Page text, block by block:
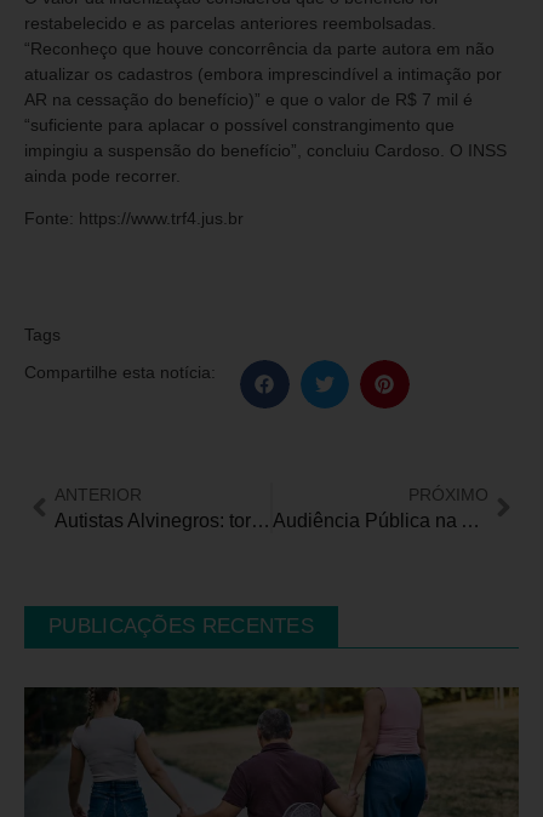
restabelecido e as parcelas anteriores reembolsadas.
“Reconheço que houve concorrência da parte autora em não
atualizar os cadastros (embora imprescindível a intimação por
AR na cessação do benefício)” e que o valor de R$ 7 mil é
“suficiente para aplacar o possível constrangimento que
impingiu a suspensão do benefício”, concluiu Cardoso. O INSS
ainda pode recorrer.
Fonte: https://www.trf4.jus.br
Tags
Compartilhe esta notícia:
ANTERIOR
Autistas Alvinegros: torcida Inclusiva na Arena do Timão. Movimento cresce em todo o Brasil
PRÓXIMO
Audiência Pública na ALESP discute as dificuldades de acesso ao diagnóstico e ao tratamento adequado da retinopatia diabética
PUBLICAÇÕES RECENTES